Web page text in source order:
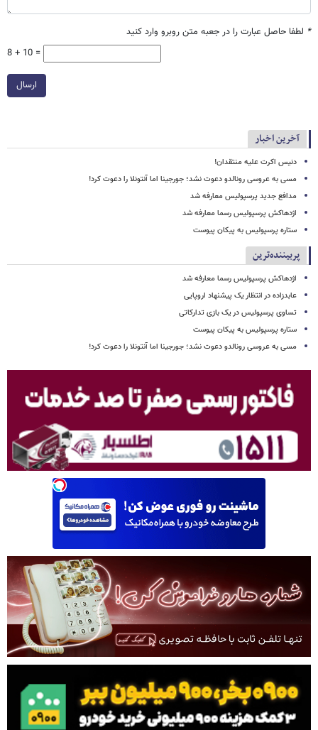
* لطفا حاصل عبارت را در جعبه متن روبرو وارد کنید
8 + 10 =
ارسال
آخرین اخبار
دنیس اکرت علیه منتقدان!
مسی به عروسی رونالدو دعوت نشد؛ جورجینا اما آنتونلا را دعوت کرد!
مدافع جدید پرسپولیس معارفه شد
اژدهاکش پرسپولیس رسما معارفه شد
ستاره پرسپولیس به پیکان پیوست
پربیننده‌ترین
اژدهاکش پرسپولیس رسما معارفه شد
عابدزاده در انتظار یک پیشنهاد اروپایی
تساوی پرسپولیس در یک بازی تدارکاتی
ستاره پرسپولیس به پیکان پیوست
مسی به عروسی رونالدو دعوت نشد؛ جورجینا اما آنتونلا را دعوت کرد!